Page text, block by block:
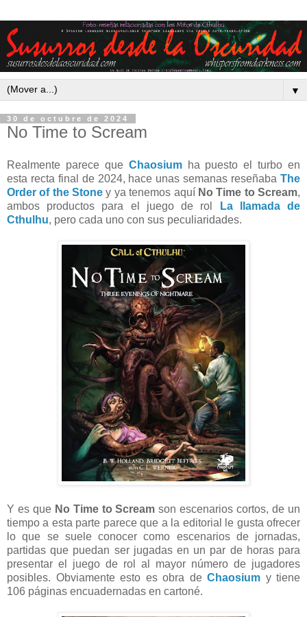
▼
30 de octubre de 2024
No Time to Scream
Realmente parece que Chaosiumha puesto el turbo en
esta recta final de 2024, hace unas semanas reseñaba The
Order of the Stone y ya tenemos aquí No Time to Scream,
ambos productos para el juego de rol
La llamada de
Cthulhu, pero cada uno con sus peculiaridades.
Y es que No Time to Scream son escenarios cortos, de un
tiempo a esta parte parece que a la editorial le gusta ofrecer
lo que se suele conocer como escenarios de jornadas,
partidas que puedan ser jugadas en un par de horas para
presentar el juego de rol al mayor número de jugadores
posibles. Obviamente esto es obra de Chaosium y tiene
106 páginas encuadernadas en cartoné.